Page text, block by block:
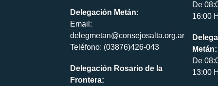
Delegación Metán:
Email:
delegmetan@consejosalta.org.ar
Teléfono: (03876)426-043
Delegación Rosario de la
Frontera:
De
16:00
Metán:
De
13:00